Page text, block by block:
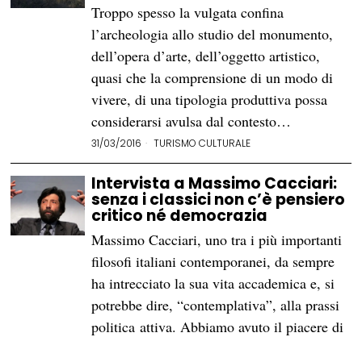
Troppo spesso la vulgata confina
l’archeologia allo studio del monumento,
dell’opera d’arte, dell’oggetto artistico,
quasi che la comprensione di un modo di
vivere, di una tipologia produttiva possa
considerarsi avulsa dal contesto…
31/03/2016 TURISMO CULTURALE
Intervista a Massimo Cacciari:
senza i classici non c’è pensiero
critico né democrazia
Massimo Cacciari, uno tra i più importanti
filosofi italiani contemporanei, da sempre
ha intrecciato la sua vita accademica e, si
potrebbe dire, “contemplativa”, alla prassi
politica attiva. Abbiamo avuto il piacere di